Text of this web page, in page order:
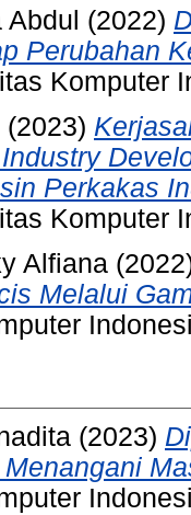
(2022)
Perubahan
Komputer
(2023)
Perkakas
Komputer
Alfiana
Melalui
(2023)